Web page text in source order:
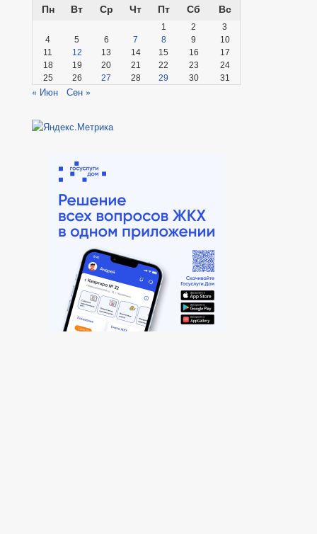
Пн
Вт Ср Чт Пт Сб Вс
1 2
3
4
5 6 7 8 9
10
11
12 13 14 15 16
17
18
19 20 21 22 23
24
25
26 27 28 29 30 31
« Июн Сен »